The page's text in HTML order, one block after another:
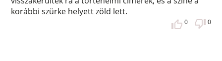
korábbi szürke helyett zöld lett.
0 0